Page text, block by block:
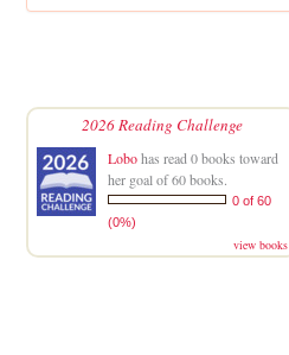
2026 Reading Challenge
Lobohas read 0 books toward
her goal of 60 books.
0 of 60
(0%)
view books